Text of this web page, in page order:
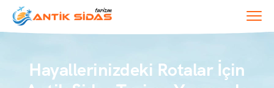
Hayallerinizdeki Rotalar İçin